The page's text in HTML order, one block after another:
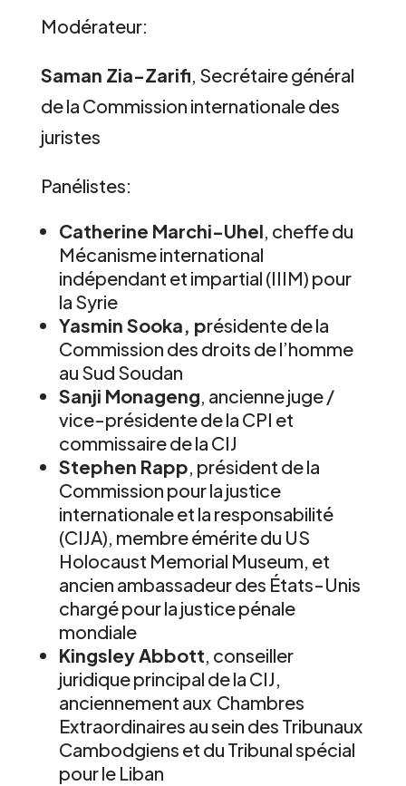
Modérateur:
Saman Zia-Zarifi, Secrétaire général
de la Commission internationale des
juristes
Panélistes:
Catherine Marchi-Uhel, cheffe du
Mécanisme international
indépendant et impartial (IIIM) pour
la Syrie
Yasmin Sooka, présidente de la
Commission des droits de l’homme
au Sud Soudan
Sanji Monageng, ancienne juge /
vice-présidente de la CPI et
commissaire de la CIJ
Stephen Rapp, président de la
Commission pour la justice
internationale et la responsabilité
(CIJA), membre émérite du US
Holocaust Memorial Museum, et
ancien ambassadeur des États-Unis
chargé pour la justice pénale
mondiale
Kingsley Abbott, conseiller
juridique principal de la CIJ,
anciennement aux Chambres
Extraordinaires au sein des Tribunaux
Cambodgiens et du Tribunal spécial
pour le Liban